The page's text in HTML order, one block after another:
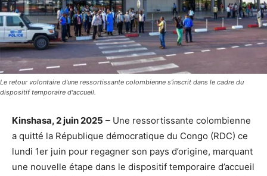
Le retour volontaire d'une ressortissante colombienne s'inscrit dans le cadre du
dispositif temporaire d'accueil.
Kinshasa, 2 juin 2025 – Une ressortissante colombienne
a quitté la République démocratique du Congo (RDC) ce
lundi 1er juin pour regagner son pays d’origine, marquant
une nouvelle étape dans le dispositif temporaire d’accueil